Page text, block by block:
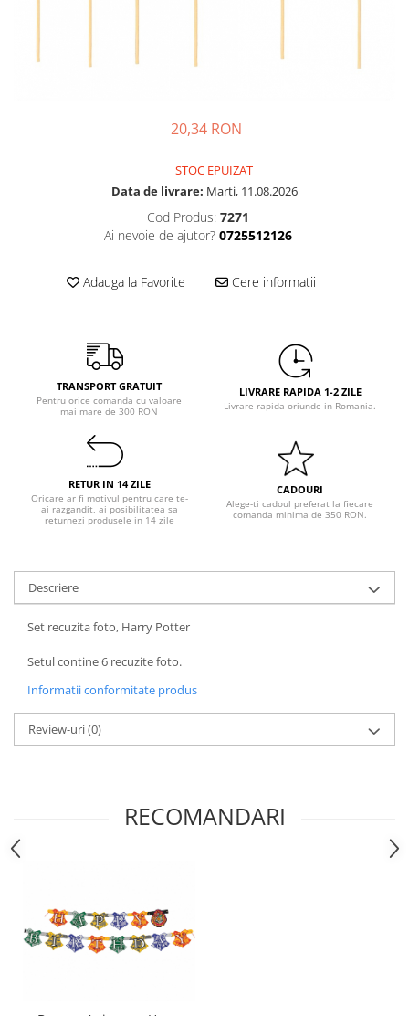
Petrecere Supereroi
Petrecere Buburuza Miraculoasa
Petrecere Little Star
Petrecere LOL Surprise
Petrecere Lovely Swan
Petrecere Minnie Mouse
Petrecere Printese Disney
Petrecere Unicorni
Petreceri Adulti
Pastel Party
Petrecere Disco
Petrecere Anii '20
Petrecere Mexicana
Petrecere Tropicala
Petrecere 30 ani
Petrecere 40 Ani
Petrecere 50 ani
Ocazie
Craciun
Gender Reveal
Paste
Petreceri Aniversare
Valentine's Day
20,34 RON
STOC EPUIZAT
Data de livrare: Marti, 11.08.2026
Cod Produs: 7271
Ai nevoie de ajutor? 0725512126
Adauga la Favorite Cere informatii
TRANSPORT GRATUIT
Pentru orice comanda cu valoare
mai mare de 300 RON
LIVRARE RAPIDA 1-2 ZILE
Livrare rapida oriunde in Romania.
RETUR IN 14 ZILE
Oricare ar fi motivul pentru care te-
ai razgandit, ai posibilitatea sa
returnezi produsele in 14 zile
CADOURI
Alege-ti cadoul preferat la fiecare
comanda minima de 350 RON.
Descriere
Set recuzita foto, Harry Potter
Setul contine 6 recuzite foto.
Informatii conformitate produs
Review-uri(0)
RECOMANDARI